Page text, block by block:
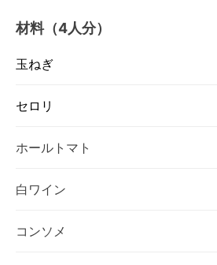
材料（4人分）
玉ねぎ
セロリ
ホールトマト
白ワイン
コンソメ